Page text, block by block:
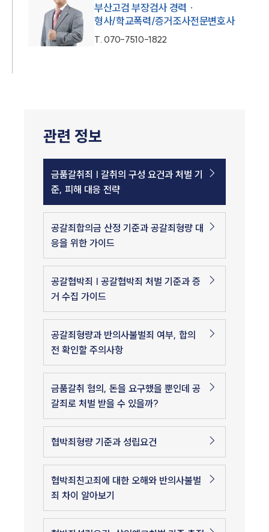
부산고검 부장검사 경력 ·
형사/학교폭력/증거조사전문변호사
T.070-7510-1822
관련 정보
금품갈취죄 | 갈취의 구성 요건과 처벌 기
준, 피해 대응 전략
공갈죄합의금 산정 기준과 공갈죄형량 대
응을 위한 가이드
공갈협박죄 | 공갈협박죄 처벌 기준과 증
거 수집 가이드
공갈죄형량과 반의사불벌죄 여부, 합의
전 확인할 주의사항
금품갈취 혐의, 돈을 요구했을 뿐인데 공
갈죄로 처벌 받을 수 있을까?
협박죄형량 기준과 성립요건
협박죄친고죄에 대한 오해와 반의사불벌
죄 차이 알아보기